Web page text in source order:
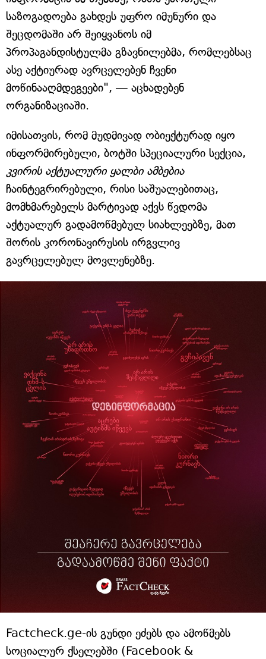
საზოგადოება გახდეს უფრო იმუნური და
შეცდომაში არ შეიყვანოს იმ
პროპაგანდისტულმა გზავნილებმა, რომლებსაც
ასე აქტიურად ავრცელებენ ჩვენი
მოწინააღმდეგეები", — აცხადებენ
ორგანიზაციაში.
იმისათვის, რომ მუდმივად ობიექტურად იყო
ინფორმირებული, ბოტში სპეციალური სექცია,
კვირის აქტუალური ყალბი ამბებია
ჩაინტეგრირებული, რისი საშუალებითაც,
მომხმარებელს მარტივად აქვს წვდომა
აქტუალურ გადამოწმებულ სიახლეებზე, მათ
შორის კორონავირუსის ირგვლივ
გავრცელებულ მოვლენებზე.
Factcheck.ge-ის გუნდი ეძებს და ამოწმებს
სოციალურ ქსელებში (Facebook &